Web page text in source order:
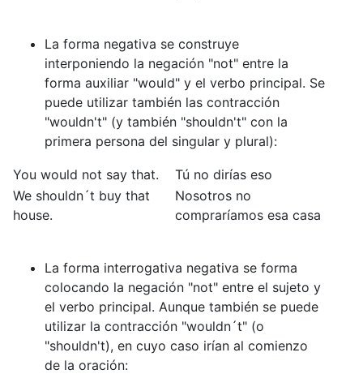
La forma negativa se construye
interponiendo la negación "not" entre la
forma auxiliar "would" y el verbo principal. Se
puede utilizar también las contracción
"wouldn't" (y también "shouldn't" con la
primera persona del singular y plural):
You would not say that.
Tú no dirías eso
We shouldn´t buy that
house.
Nosotros no
compraríamos esa casa
La forma interrogativa negativa se forma
colocando la negación "not" entre el sujeto y
el verbo principal. Aunque también se puede
utilizar la contracción "wouldn´t" (o
"shouldn't), en cuyo caso irían al comienzo
de la oración: